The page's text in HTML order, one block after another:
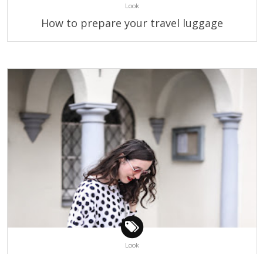
Look
How to prepare your travel luggage
Look